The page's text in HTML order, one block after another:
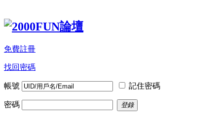
免費註冊
找回密碼
帳號 記住密碼
密碼 登錄